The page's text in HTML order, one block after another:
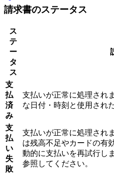
請求書のステータス
ス
テ
ー
タ
ス
支
払
済
み
支払いが正常に処理され
な日付・時刻と使用され
支
払
い
失
敗
支払いが正常に処理され
は残高不足やカードの有
動的に支払いを再試行し
参照してください。